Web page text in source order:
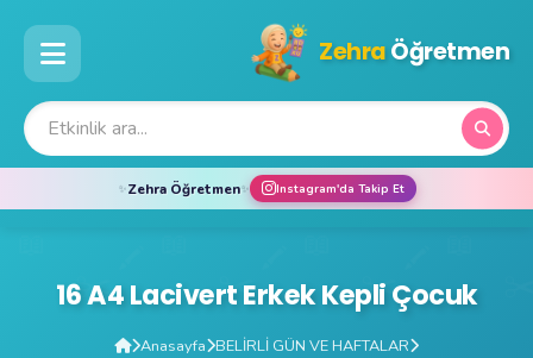
ZehraÖğretmen
✨Zehra Öğretmen✨ Instagram'da Takip Et
16 A4 Lacivert Erkek Kepli Çocuk
Anasayfa BELİRLİ GÜN VE HAFTALAR